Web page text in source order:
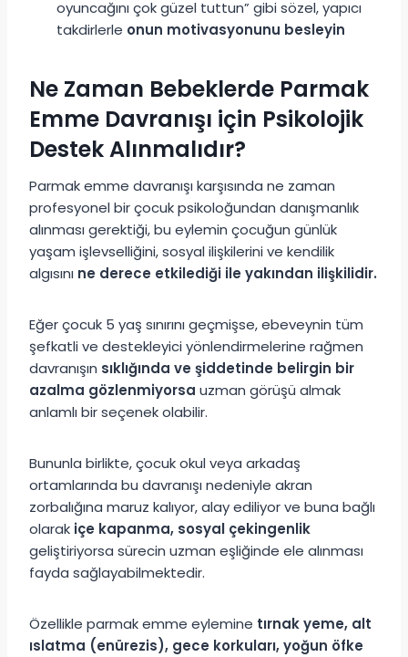
oyuncağını çok güzel tuttun” gibi sözel, yapıcı
takdirlerle onun motivasyonunu besleyin
Ne Zaman Bebeklerde Parmak
Emme Davranışı için Psikolojik
Destek Alınmalıdır?
Parmak emme davranışı karşısında ne zaman
profesyonel bir çocuk psikoloğundan danışmanlık
alınması gerektiği, bu eylemin çocuğun günlük
yaşam işlevselliğini, sosyal ilişkilerini ve kendilik
algısını ne derece etkilediği ile yakından ilişkilidir.
Eğer çocuk 5 yaş sınırını geçmişse, ebeveynin tüm
şefkatli ve destekleyici yönlendirmelerine rağmen
davranışın sıklığında ve şiddetinde belirgin bir
azalma gözlenmiyorsa uzman görüşü almak
anlamlı bir seçenek olabilir.
Bununla birlikte, çocuk okul veya arkadaş
ortamlarında bu davranışı nedeniyle akran
zorbalığına maruz kalıyor, alay ediliyor ve buna bağlı
olarak içe kapanma, sosyal çekingenlik
geliştiriyorsa sürecin uzman eşliğinde ele alınması
fayda sağlayabilmektedir.
Özellikle parmak emme eylemine tırnak yeme, alt
ıslatma (enürezis), gece korkuları, yoğun öfke